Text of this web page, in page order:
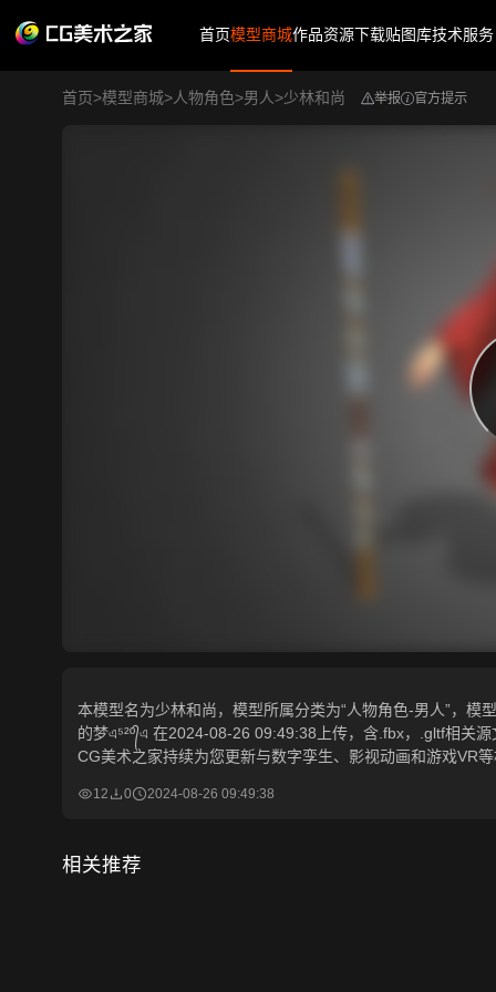
首页模型商城作品资源下载贴图库技术服务
首页>模型商城>人物角色>男人>少林和尚 举报 官方提示
本模型名为少林和尚，模型所属分类为“人物角色-男人”，
的梦এ⁵²º᭄এ 在2024-08-26 09:49:38上传，含.fbx，.gltf相关
CG美术之家持续为您更新与数字孪生、影视动画和游戏VR
12 0 2024-08-26 09:49:38
相关推荐